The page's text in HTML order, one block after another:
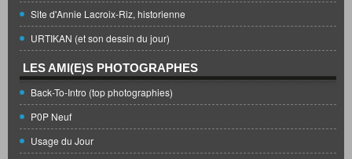
Site d'Annie Lacroix-Riz, historienne
URTIKAN (et son dessin du jour)
LES AMI(E)S PHOTOGRAPHES
Back-To-Intro (top photographies)
P0P Neuf
Usage du Jour